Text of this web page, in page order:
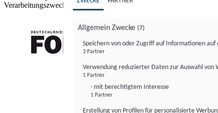
Verarbeitungszwecke.
Allgemein Zwecke (7)
Speichern von oder Zugriff auf Informationen auf
3 Partner
Verwendung reduzierter Daten zur Auswahl von
1 Partner
- mit berechtigtem Interesse
1 Partner
Erstellung von Profilen für personalisierte
FONDS professionell